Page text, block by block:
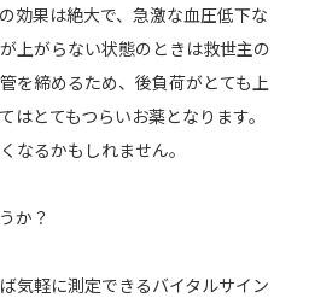
効果は絶大で、急激な血圧低下な
上がらない状態のときは救世主の
を締めるため、後負荷がとても上
はとてもつらいお薬となります。
なるかもしれません。
か？
気軽に測定できるバイタルサイン